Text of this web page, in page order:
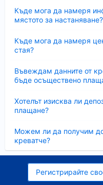
Къде мога да намеря
мястото за настаняване?
Къде мога да намеря
стая?
Въвеждам данните от
бъде осъществено
Хотелът изисква ли
плащане?
Можем ли да получим
креватче?
Регистрирайте